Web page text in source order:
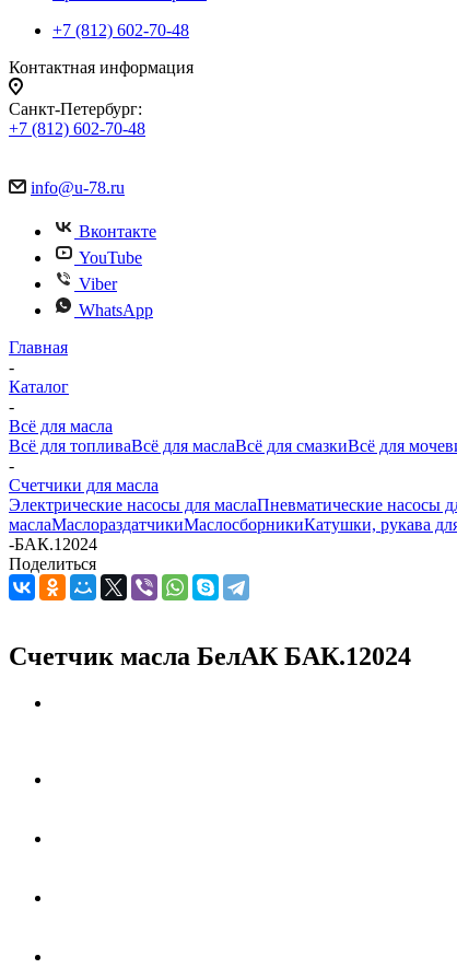
+7 (812) 602-70-48
Контактная информация
Санкт-Петербург:
+7 (812) 602-70-48
info@u-78.ru
Вконтакте
YouTube
Viber
WhatsApp
Главная
-
Каталог
-
Всё для масла
Всё для топливаВсё для маслаВсё для смазкиВсё для
-
Счетчики для масла
Электрические насосы для маслаПневматические насосы
маслаМаслораздатчикиМаслосборникиКатушки, рукава
-БАК.12024
Поделиться
Счетчик масла БелАК БАК.12024